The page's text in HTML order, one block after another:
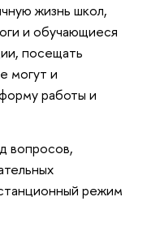
жизнь школ,
и обучающиеся
посещать
могут и
работы и
вопросов,
режим